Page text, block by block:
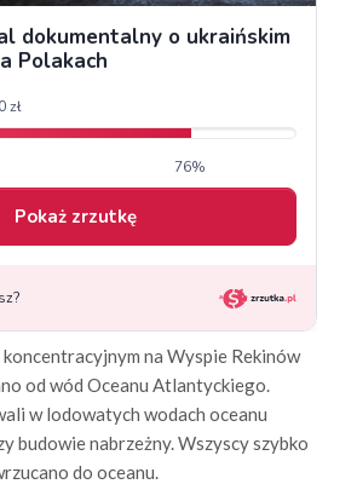
na Wyspie Rekinów
od wód Oceanu Atlantyckiego.
w lodowatych wodach oceanu
budowie nabrzeżny. Wszyscy szybko
do oceanu.